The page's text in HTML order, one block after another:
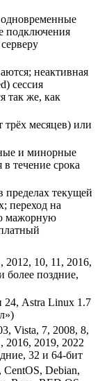
подключения
неактивная
сессия
так же, как
трёх месяцев) или
и минорные
течение срока
пределах текущей
переход на
мажорную
2012, 10, 11, 2016,
более поздние,
24, Astra Linux 1.7
Vista, 7, 2008, 8,
2016, 2019, 2022
32 и 64-бит
Debian,